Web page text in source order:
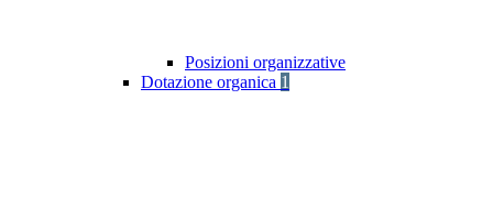
Posizioni organizzative
Dotazione organica 1